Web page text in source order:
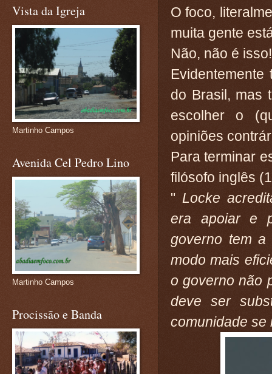
O foco,
muita gente
Não, não é isso!
do Brasil, mas
escolher o
opiniões
Para terminar
filósofo inglês
" Locke
era apoiar e
governo tem a
modo mais
o governo não
deve ser
comunidade se
Vista da Igreja
Martinho Campos
Avenida Cel Pedro Lino
Martinho Campos
Procissão e Banda